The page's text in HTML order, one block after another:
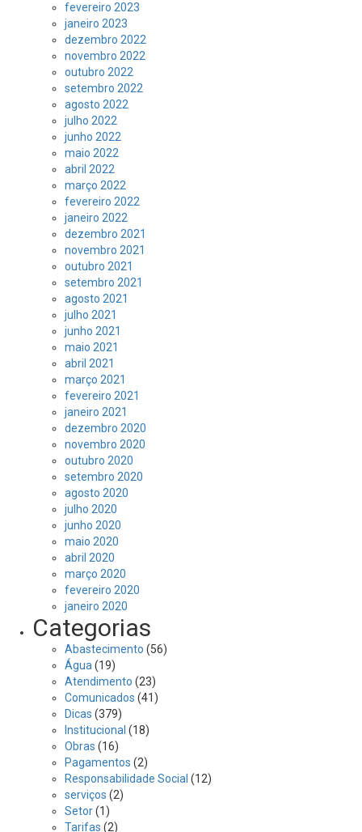
fevereiro 2023
janeiro 2023
dezembro 2022
novembro 2022
outubro 2022
setembro 2022
agosto 2022
julho 2022
junho 2022
maio 2022
abril 2022
março 2022
fevereiro 2022
janeiro 2022
dezembro 2021
novembro 2021
outubro 2021
setembro 2021
agosto 2021
julho 2021
junho 2021
maio 2021
abril 2021
março 2021
fevereiro 2021
janeiro 2021
dezembro 2020
novembro 2020
outubro 2020
setembro 2020
agosto 2020
julho 2020
junho 2020
maio 2020
abril 2020
março 2020
fevereiro 2020
janeiro 2020
Categorias
Abastecimento (56)
Água (19)
Atendimento (23)
Comunicados (41)
Dicas (379)
Institucional (18)
Obras (16)
Pagamentos (2)
Responsabilidade Social (12)
serviços (2)
Setor(1)
Tarifas (2)